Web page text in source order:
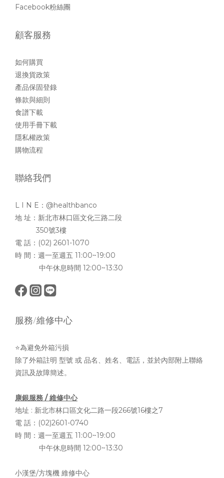
Facebook粉絲團
顧客服務
如何購買
退換貨政策
產品保固登錄
條款與細則
食譜下載
使用手冊下載
隱私權政策
購物流程
聯絡我們
L I N E：@healthbanco
地 址：新北市林口區文化三路二段
350號3樓
電 話：(02) 2601-1070
時 間：週一至週五 11:00~19:00
中午休息時間 12:00~13:30
服務/維修中心
⭐為避免外箱污損
除了外箱註明 型號 或 品名、姓名、電話，並於內部附上聯絡
資訊及故障簡述。
康銀服務 / 維修中心
地址 : 新北市林口區文化二路一段266號16樓之7
電 話：(02)2601-0740
時 間：週一至週五 11:00~19:00
中午休息時間 12:00~13:30
小漢堡/方塊機 維修中心